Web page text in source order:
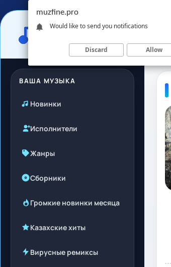
ВАША МУЗЫКА
Новинки
Исполнители
Жанры
Сборники
Громкие новинки месяца
Казахские хиты
Вирусные ремиксы
muzfine.pro
Would like to send you notifications
Discard Allow